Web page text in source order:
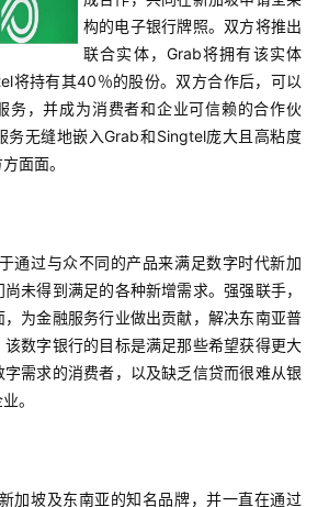
构的电子银行牌照。双方将推出
联合实体，Grab将拥有该实体
将持有其40％的股份。双方合作后，可以
务，并成为消费者和企业可信赖的合作伙
务无缝地嵌入Grab和Singtel庞大且高粘度
面面。
通过与众不同的产品来满足数字时代新加
未得到满足的各种新增需求。强强联手，
为金融服务行业做出贡献，解决东南亚普
该数字银行的目标是满足那些希望获得更大
需求的消费者，以及缺乏信贷而很难从银
。
加坡及东南亚的知名品牌，并一直在通过